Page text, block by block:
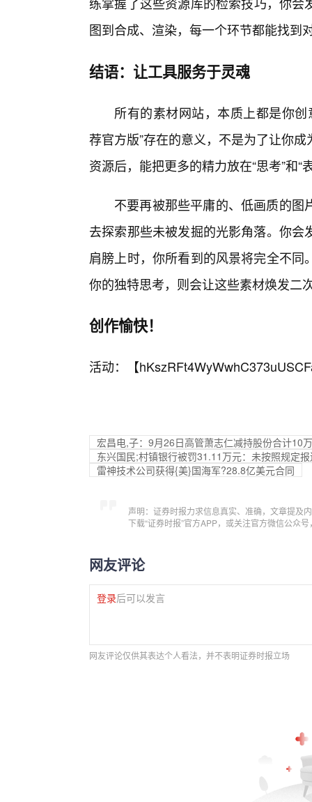
图到合成、渲染，每一个环节都能找到
结语：让工具服务于灵魂
所有的素材网站，本质上都是你
荐官方版”存在的意义，不是为了让你
资源后，能把更多的精力放在“思考”和“
不要再被那些平庸的、低画质的
去探索那些未被发掘的光影角落。你
肩膀上时，你所看到的风景将完全不
你的独特思考，则会让这些素材焕发二
创作愉快！
活动：【
宏昌电,子：9月26日高管萧志仁减持股份合计10
东兴国民;村镇银行被罚31.11万元：未按照规定
雷神技术公司获得{美}国海军?28.8亿美元合同
声明：证券时报力求信息真实、准确，文章提及
下载“证券时报”官方APP，或关注官方微信公众
网友评论
登录后可以发言
网友评论仅供其表达个人看法，并不表明证券时报立场